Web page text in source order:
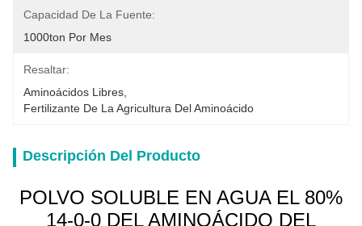
Capacidad De La Fuente:
1000ton Por Mes
Resaltar:
Aminoácidos Libres
Fertilizante De La Agricultura Del Aminoácido
Descripción Del Producto
POLVO SOLUBLE EN AGUA EL 80%
14-0-0 DEL AMINOÁCIDO DEL